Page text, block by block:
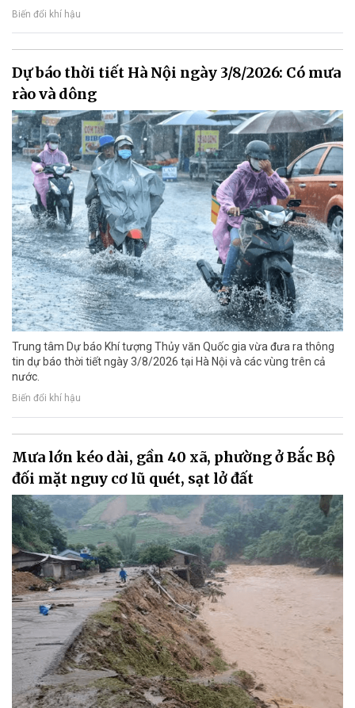
Biến đổi khí hậu
Dự báo thời tiết Hà Nội ngày 3/8/2026: Có mưa
rào và dông
Trung tâm Dự báo Khí tượng Thủy văn Quốc gia vừa đưa ra thông
tin dự báo thời tiết ngày 3/8/2026 tại Hà Nội và các vùng trên cả
nước.
Biến đổi khí hậu
Mưa lớn kéo dài, gần 40 xã, phường ở Bắc Bộ
đối mặt nguy cơ lũ quét, sạt lở đất